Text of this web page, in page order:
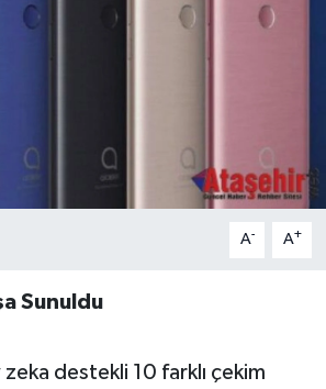
A- A+
Sunuldu
destekli 10 farklı çekim